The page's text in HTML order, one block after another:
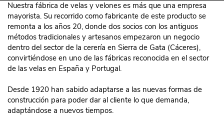
Nuestra fábrica de velas y velones es más que una empresa
mayorista. Su recorrido como fabricante de este producto se
remonta a los años 20, donde dos socios con los antiguos
métodos tradicionales y artesanos empezaron un negocio
dentro del sector de la cerería en Sierra de Gata (Cáceres),
convirtiéndose en uno de las fábricas reconocida en el sector
de las velas en España y Portugal.
Desde 1920 han sabido adaptarse a las nuevas formas de
construcción para poder dar al cliente lo que demanda,
adaptándose a nuevos tiempos.